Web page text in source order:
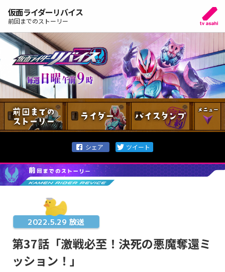
仮面ライダーリバイス
前回までのストーリー
2022.5.29 放送
第37話「激戦必至！決死の悪魔奪還ミ
ッション！」